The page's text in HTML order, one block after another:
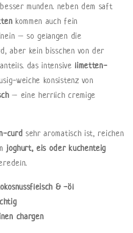
besser munden. neben dem saft
kommen auch fein
– so gelangen die
aber kein bisschen von der
das intensivelimetten-
weiche konsistenz von
– eine herrlich cremige
curd sehr aromatisch ist, reichen
joghurt, eis oder kuchenteig
& -öl
chargen